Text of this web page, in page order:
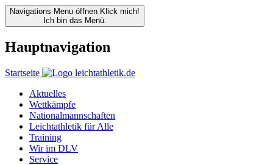
Navigations Menu öffnen Klick mich!
Ich bin das Menü.
Hauptnavigation
Startseite
Aktuelles
Wettkämpfe
Nationalmannschaften
Leichtathletik für Alle
Training
Wir im DLV
Service